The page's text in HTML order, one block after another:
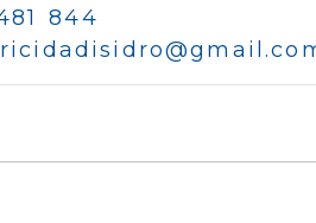
844